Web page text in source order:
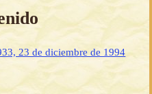
23 de diciembre de 1994